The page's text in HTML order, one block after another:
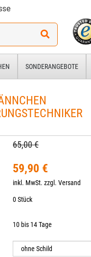
SONDERANGEBOTE
65,00 €
59,90 €
inkl. MwSt. zzgl.Versand
0 Stück
10 bis 14 Tage